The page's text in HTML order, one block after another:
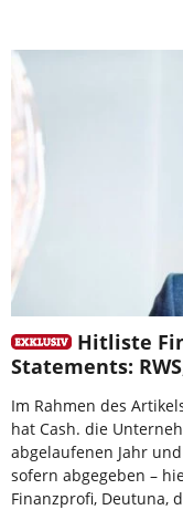
Hitliste
Statements:
Im Rahmen des
hat Cash. die
abgelaufenen Jahr
sofern abgegeben –
Finanzprofi, Deutuna,